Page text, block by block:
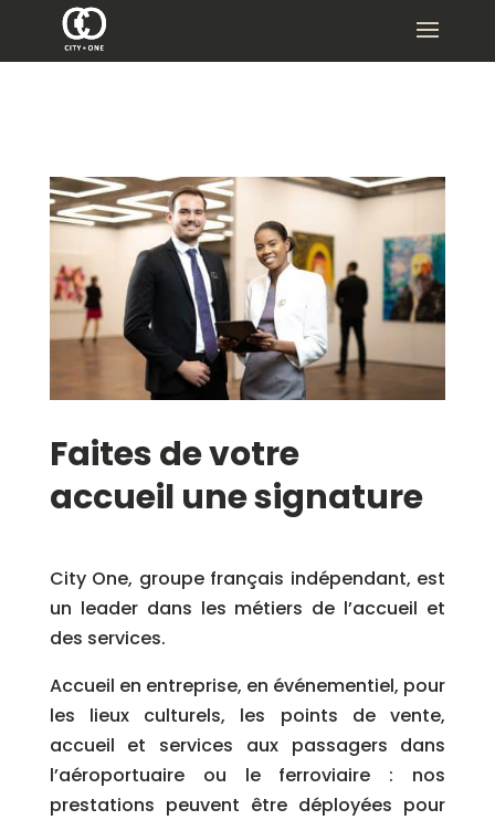
Faites de votre
accueil une signature
City One, groupe français indépendant, est
un leader dans les métiers de l’accueil et
des services.
Accueil en entreprise, en événementiel, pour
les lieux culturels, les points de vente,
accueil et services aux passagers dans
l’aéroportuaire ou le ferroviaire : nos
prestations peuvent être déployées pour